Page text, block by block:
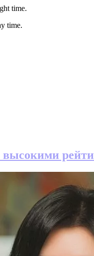
time.
time.